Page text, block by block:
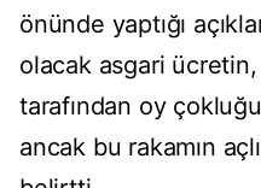
önünde yaptığı
olacak asgari
tarafından oy
ancak bu rakamın